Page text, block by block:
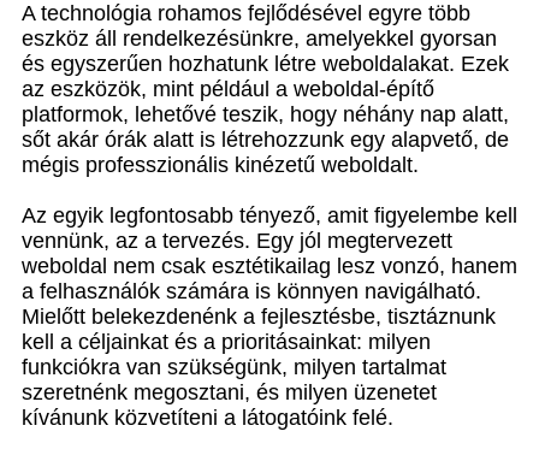
A technológia rohamos fejlődésével egyre több
eszköz áll rendelkezésünkre, amelyekkel gyorsan
és egyszerűen hozhatunk létre weboldalakat. Ezek
az eszközök, mint például a weboldal-építő
platformok, lehetővé teszik, hogy néhány nap alatt,
sőt akár órák alatt is létrehozzunk egy alapvető, de
mégis professzionális kinézetű weboldalt.
Az egyik legfontosabb tényező, amit figyelembe kell
vennünk, az a tervezés. Egy jól megtervezett
weboldal nem csak esztétikailag lesz vonzó, hanem
a felhasználók számára is könnyen navigálható.
Mielőtt belekezdenénk a fejlesztésbe, tisztáznunk
kell a céljainkat és a prioritásainkat: milyen
funkciókra van szükségünk, milyen tartalmat
szeretnénk megosztani, és milyen üzenetet
kívánunk közvetíteni a látogatóink felé.